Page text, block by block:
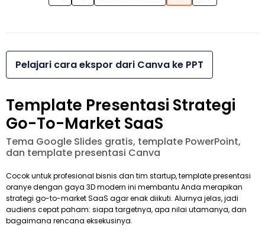
Pelajari cara ekspor dari Canva ke PPT
Template Presentasi Strategi
Go-To-Market SaaS
Tema Google Slides gratis, template PowerPoint,
dan template presentasi Canva
Cocok untuk profesional bisnis dan tim startup, template presentasi
oranye dengan gaya 3D modern ini membantu Anda merapikan
strategi go-to-market SaaS agar enak diikuti. Alurnya jelas, jadi
audiens cepat paham: siapa targetnya, apa nilai utamanya, dan
bagaimana rencana eksekusinya.